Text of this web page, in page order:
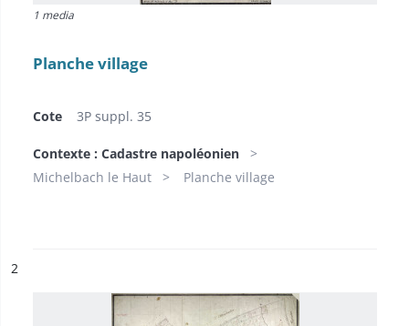
1 media
Planche village
Cote 3P suppl. 35
Contexte : Cadastre napoléonien
Michelbach le Haut
Planche village
n°
2